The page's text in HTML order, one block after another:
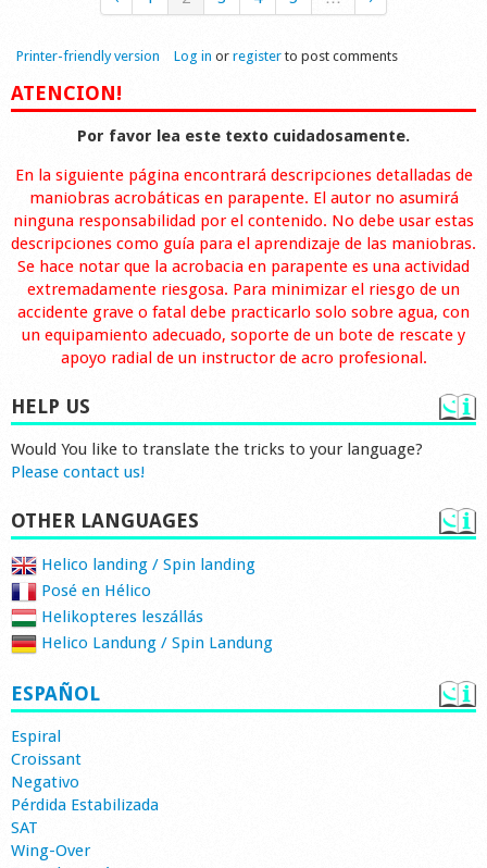
Printer-friendly version Log in or registerto post comments
ATENCION!
Por favor lea este texto cuidadosamente.
En la siguiente página encontrará descripciones detalladas de
maniobras acrobáticas en parapente. El autor no asumirá
ninguna responsabilidad por el contenido. No debe usar estas
descripciones como guía para el aprendizaje de las maniobras.
Se hace notar que la acrobacia en parapente es una actividad
extremadamente riesgosa. Para minimizar el riesgo de un
accidente grave o fatal debe practicarlo solo sobre agua, con
un equipamiento adecuado, soporte de un bote de rescate y
apoyo radial de un instructor de acro profesional.
HELP US
Would You like to translate the tricks to your language?
Please contact us!
OTHER LANGUAGES
Helico landing / Spin landing
Posé en Hélico
Helikopteres leszállás
Helico Landung / Spin Landung
ESPAÑOL
Espiral
Croissant
Negativo
Pérdida Estabilizada
SAT
Wing-Over